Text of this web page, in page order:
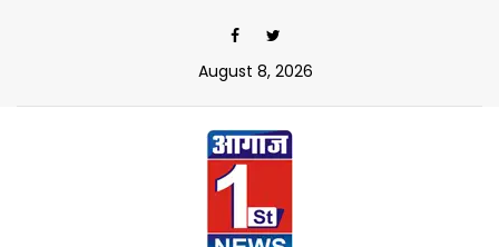
August 8, 2026